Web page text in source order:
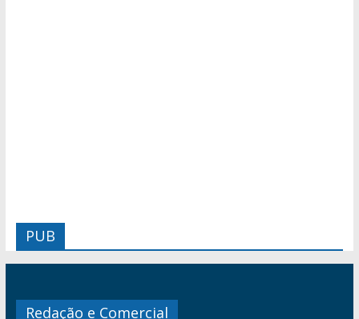
PUB
Redação e Comercial